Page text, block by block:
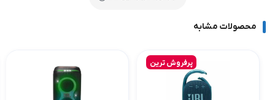
محصولات مشابه
پرفروش ترین